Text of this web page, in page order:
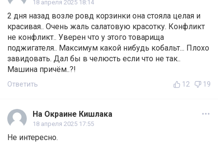
18 апреля 2025 18:14
2 дня назад возле ровд корзинки она стояла целая и
красивая.. Очень жаль салатовую красотку. Конфликт
не конфликт.. Уверен что у этого товарища
поджигателя.. Максимум какой нибудь кобальт... Плохо
завидовать. Дал бы в челюсть если что не так..
Машина причём..?!
Ответить 12 19
На Окраине Кишлака
18 апреля 2025 17:55
Не интересно.